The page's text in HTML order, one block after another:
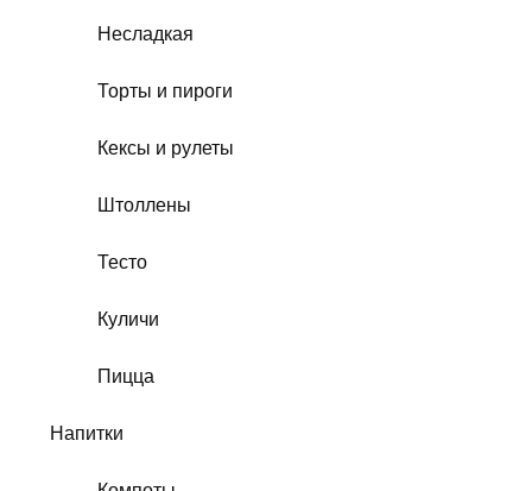
Несладкая
Торты и пироги
Кексы и рулеты
Штоллены
Тесто
Куличи
Пицца
Напитки